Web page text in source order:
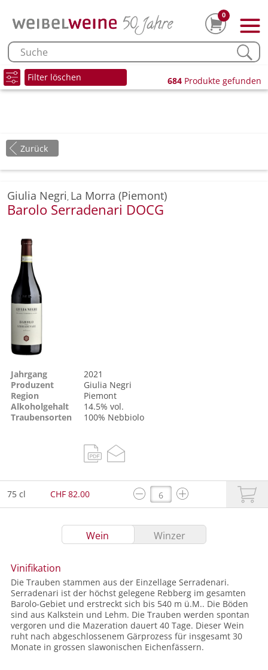
0
Filter löschen 684 Produkte gefunden
Zurück
Giulia Negri, La Morra (Piemont)
Barolo Serradenari DOCG
Jahrgang
2021
Produzent
Giulia Negri
Region
Piemont
Alkoholgehalt
14.5% vol.
Traubensorten
100% Nebbiolo
75 cl CHF 82.00
Wein Winzer
Vinifikation
Die Trauben stammen aus der Einzellage Serradenari.
Serradenari ist der höchst gelegene Rebberg im gesamten
Barolo-Gebiet und erstreckt sich bis 540 m ü.M.. Die Böden
sind aus Kalkstein und Lehm. Die Trauben werden spontan
vergoren und die Mazeration dauert 40 Tage. Dieser Wein
ruht nach abgeschlossenem Gärprozess für insgesamt 30
Monate in grossen slawonischen Eichenfässern.